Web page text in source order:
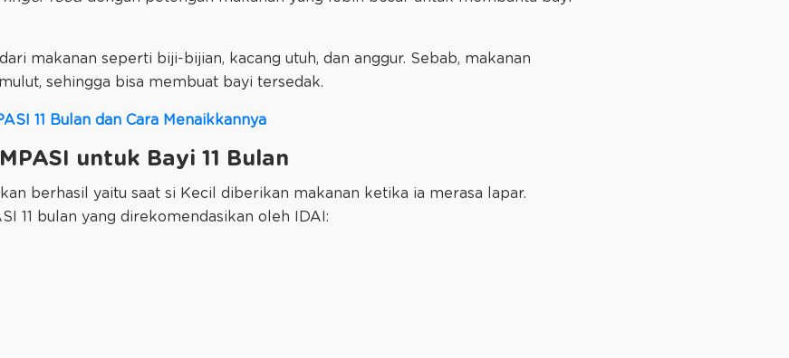
makanan seperti biji-bijian, kacang utuh, dan anggur. Sebab, makanan
sehingga bisa membuat bayi tersedak.
11 Bulan dan Cara Menaikkannya
untuk Bayi 11 Bulan
berhasil yaitu saat si Kecil diberikan makanan ketika ia merasa lapar.
11 bulan yang direkomendasikan oleh IDAI: